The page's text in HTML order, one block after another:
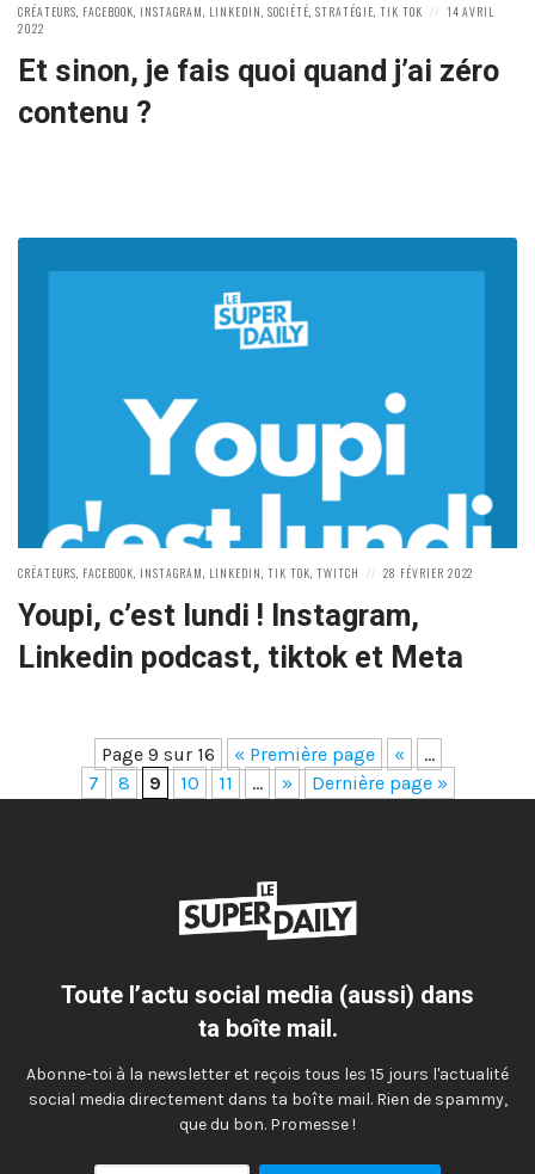
POSTED
IN:
CRÉATEURS, FACEBOOK, INSTAGRAM, LINKEDIN,SOCIÉTÉ,STRATÉGIE, TIK TOK
POSTED
14 AVRIL
2022
Et sinon, je fais quoi quand j’ai zéro
contenu ?
POSTED
CRÉATEURS, FACEBOOK, INSTAGRAM, LINKEDIN,TIK TOK,TWITCH
POSTED
28 FÉVRIER 2022
Youpi, c’est lundi ! Instagram,
Linkedin podcast, tiktok et Meta
Page 9 sur 16 « Première page «
…
7
8 9 10 11 … » Dernière page »
Toute l’actu social media (aussi) dans
ta boîte mail.
Abonne-toi à la newsletter et reçois tous les 15 jours l'actualité
social media directement dans ta boîte mail. Rien de spammy,
que du bon. Promesse !